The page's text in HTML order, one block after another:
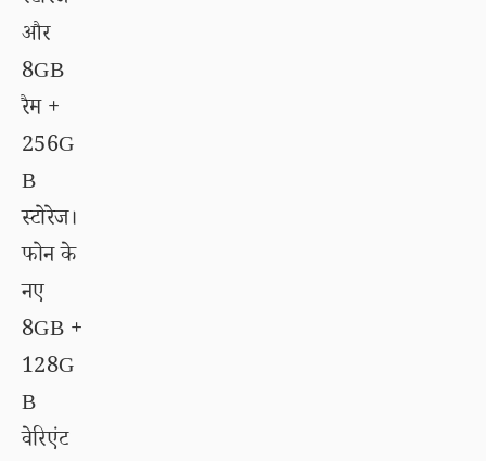
और
8GB
रैम +
256G
B
स्टोरेज।
फोन के
नए
8GB +
128G
B
वेरिएंट